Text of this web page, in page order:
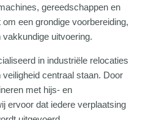
gereedschappen en
een grondige voorbereiding,
uitvoering.
in industriële relocaties
centraal staan. Door
met hijs- en
ervoor dat iedere verplaatsing